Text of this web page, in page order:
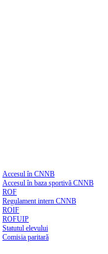
Accesul în CNNB
Accesul în baza sportivă CNNB
ROF
Regulament intern CNNB
ROIF
ROFUIP
Statutul elevului
Comisia paritară